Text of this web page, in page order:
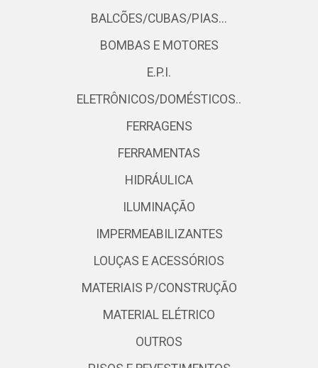
BALCÕES/CUBAS/PIAS...
BOMBAS E MOTORES
E.P.I.
ELETRÔNICOS/DOMÉSTICOS..
FERRAGENS
FERRAMENTAS
HIDRÁULICA
ILUMINAÇÃO
IMPERMEABILIZANTES
LOUÇAS E ACESSÓRIOS
MATERIAIS P/CONSTRUÇÃO
MATERIAL ELÉTRICO
OUTROS